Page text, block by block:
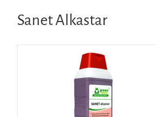
Sanet Alkastar